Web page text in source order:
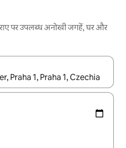
पर उपलब्ध अनोखी जगहें, घर और
डाउन 'ऐरो की' का इस्तेमाल करके नेविगेट